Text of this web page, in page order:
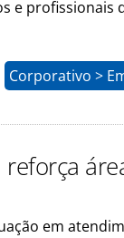
e profissionais
Corporativo >
reforça
em